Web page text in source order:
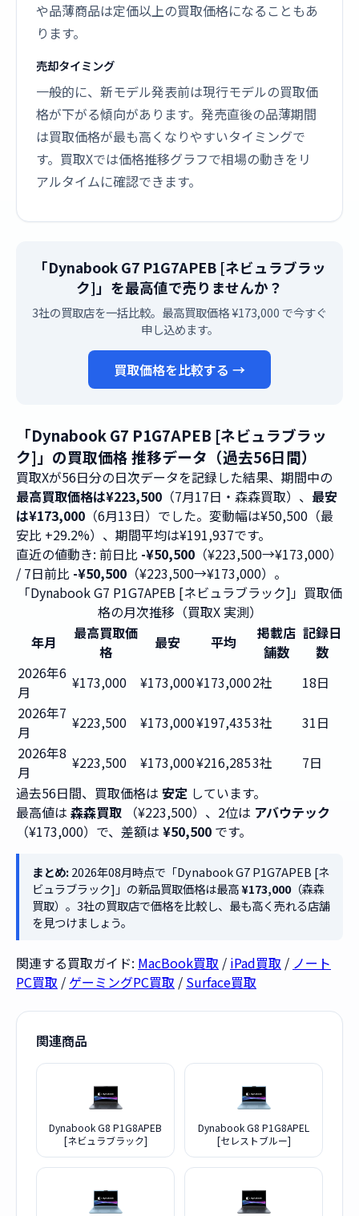
や品薄商品は定価以上の買取価格になることもあ
ります。
売却タイミング
一般的に、新モデル発表前は現行モデルの買取価
格が下がる傾向があります。発売直後の品薄期間
は買取価格が最も高くなりやすいタイミングで
す。買取Xでは価格推移グラフで相場の動きをリ
アルタイムに確認できます。
「Dynabook G7 P1G7APEB [ネビュラブラッ
ク]」を最高値で売りませんか？
3社の買取店を一括比較。最高買取価格 ¥173,000 で今すぐ
申し込めます。
買取価格を比較する →
「Dynabook G7 P1G7APEB [ネビュラブラッ
ク]」の買取価格 推移データ（過去56日間）
買取Xが56日分の日次データを記録した結果、期間中の
最高買取価格は¥223,500 （7月17日・森森買取）、 最安
は¥173,000 （6月13日）でした。変動幅は¥50,500（最
安比 +29.2%）、期間平均は¥191,937です。
直近の値動き: 前日比 -¥50,500 （¥223,500→¥173,000）
/ 7日前比 -¥50,500 （¥223,500→¥173,000）。
「Dynabook G7 P1G7APEB [ネビュラブラック]」買取価
格の月次推移（買取X 実測）
年月
最高買取価
格
最安 平均
掲載店
舗数
記録日
数
2026年6
月
¥173,000 ¥173,000¥173,0002社
18日
2026年7
月
¥223,500 ¥173,000¥197,4353社
31日
2026年8
月
¥223,500 ¥173,000¥216,2853社
7日
過去56日間、買取価格は 安定 しています。
最高値は 森森買取 （¥223,500）、2位は アバウテック
（¥173,000）で、差額は ¥50,500 です。
まとめ:2026年08月時点で「Dynabook G7 P1G7APEB [ネ
ビュラブラック]」の新品買取価格は最高¥173,000（森森
買取）。3社の買取店で価格を比較し、最も高く売れる店舗
を見つけましょう。
関連する買取ガイド: MacBook買取 / iPad買取 / ノート
PC買取 / ゲーミングPC買取 / Surface買取
関連商品
Dynabook G8 P1G8APEB
[ネビュラブラック]
Dynabook G8 P1G8APEL
[セレストブルー]